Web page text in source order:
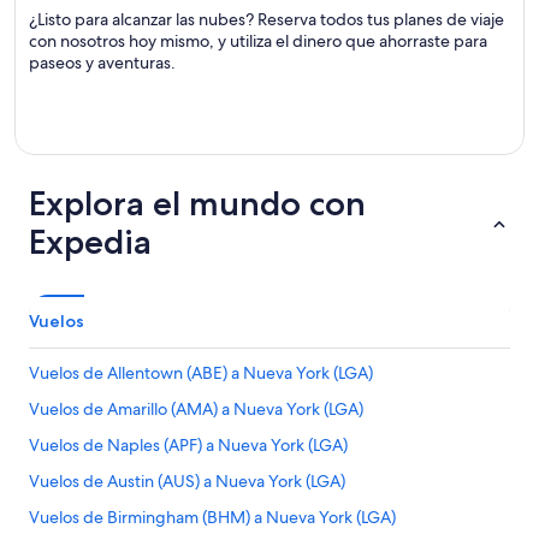
¿Listo para alcanzar las nubes? Reserva todos tus planes de viaje
con nosotros hoy mismo, y utiliza el dinero que ahorraste para
paseos y aventuras.
Explora el mundo con
Expedia
Vuelos
Vuelos de Allentown (ABE) a Nueva York (LGA)
Vuelos de Amarillo (AMA) a Nueva York (LGA)
Vuelos de Naples (APF) a Nueva York (LGA)
Vuelos de Austin (AUS) a Nueva York (LGA)
Vuelos de Birmingham (BHM) a Nueva York (LGA)